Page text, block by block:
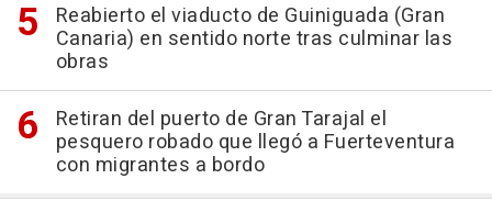
Reabierto el viaducto de Guiniguada (Gran
Canaria) en sentido norte tras culminar las
obras
Retiran del puerto de Gran Tarajal el
pesquero robado que llegó a Fuerteventura
con migrantes a bordo